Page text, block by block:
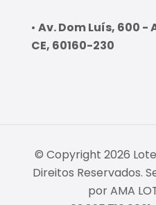
• Av. Dom Luís, 600
CE, 60160-230
© Copyright 2026
Direitos Reservados.
por AMA